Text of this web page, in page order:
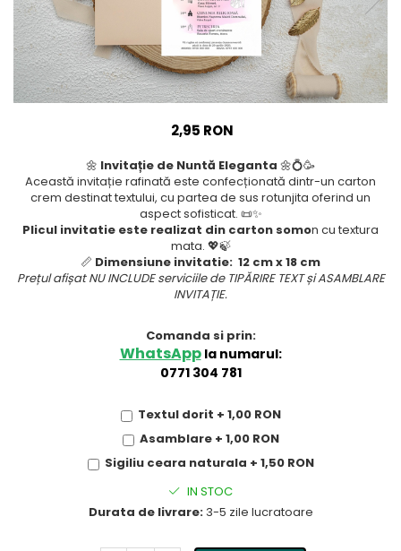
Meniuri & nr de BOTEZ
Plicuri si cartoane pentru
INVITATII
TAVA pentru MOT
Baloane & decoratiuni BOTEZ
Trusouri & Lumanari Botez
Pahare Miri & Nasi
Cocarde nunta
Inmormatare/pomana
Meniuri pentru NUNTA
2,95 RON
🌼 Invitație de Nuntă Eleganta 🌼💍🥳
Această invitație rafinată este confecționată dintr-un carton
crem destinat textului, cu partea de sus rotunjita oferind un
aspect sofisticat. 📜✨
Plicul invitatie este realizat din carton somon cu textura
mata. 💖🍃
📏 Dimensiune invitatie: 12 cm x 18 cm
Prețul afișat NU INCLUDE serviciile de TIPĂRIRE TEXT și ASAMBLARE
INVITAȚIE.
Comanda si prin:
WhatsApp la numarul:
0771 304 781
Textul dorit + 1,00 RON
Asamblare + 1,00 RON
Sigiliu ceara naturala + 1,50 RON
IN STOC
Durata de livrare:3-5 zile lucratoare